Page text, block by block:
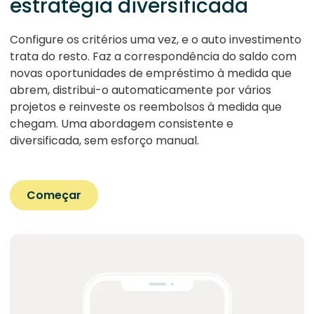
estratégia diversificada
Configure os critérios uma vez, e o auto investimento
trata do resto. Faz a correspondência do saldo com
novas oportunidades de empréstimo à medida que
abrem, distribui-o automaticamente por vários
projetos e reinveste os reembolsos à medida que
chegam. Uma abordagem consistente e
diversificada, sem esforço manual.
Começar